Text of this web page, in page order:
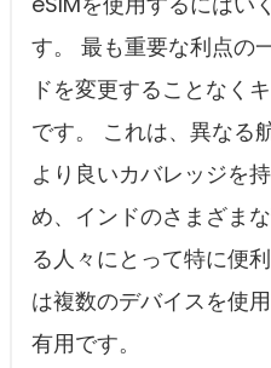
す。 最も重要な利点の
ドを変更することなく
です。 これは、異なる
より良いカバレッジを
め、インドのさまざま
る人々にとって特に便
は複数のデバイスを使
有用です。